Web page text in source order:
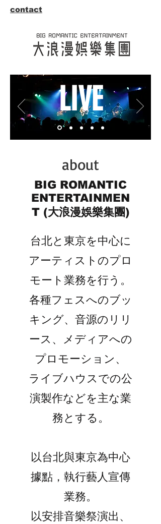
BIG ROMANTIC
ENTERTAINMEN
T (大浪漫娛樂集團)
台北と東京を中心に
アーティストのプロ
モート業務を行う。
各種フェスへのブッ
キング、音源のリリ
ース、メディアへの
プロモーション、
ライブハウスでの公
演製作などを主な業
務とする。
以台北與東京為中心
據點，執行藝人宣傳
業務。
以安排音樂祭演出、
about
LIVE
contact